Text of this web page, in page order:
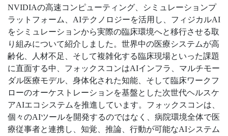
NVIDIAの高速コンピューティング、シミュレーションプ
ラットフォーム、AIテクノロジーを活用し、フィジカルAI
をシミュレーションから実際の臨床環境へと移行させる取
り組みについて紹介しました。世界中の医療システムが高
齢化、人材不足、そして複雑化する臨床現場といった課題
に直面する中、フォックスコンはAIインフラ、マルチモー
ダル医療モデル、身体化された知能、そして臨床ワークフ
ローのオーケストレーションを基盤とした次世代ヘルスケ
アAIエコシステムを推進しています。フォックスコンは、
個々のAIツールを開発するのではなく、病院環境全体で医
療従事者と連携し、知覚、推論、行動が可能なAIシステム